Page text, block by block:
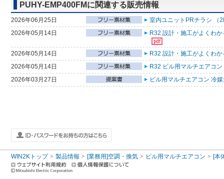
PUHY-EMP400FMに関連する販売情報
2026年06月25日
室内ユニットPRチラシ （
2026年05月14日
R32 設計・施工がよくわ
2026年05月14日
R32 設計・施工がよくわ
2026年05月14日
R32 ビル用マルチエアコ
2026年03月27日
ビル用マルチエアコン 冷
WIN2Kトップ 製品情報 [業務用]空調・換気 ビル用マルチエアコン [本